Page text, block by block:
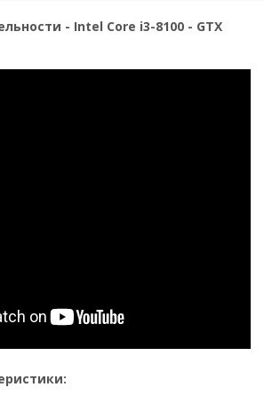
- Intel Core i3-8100 - GTX